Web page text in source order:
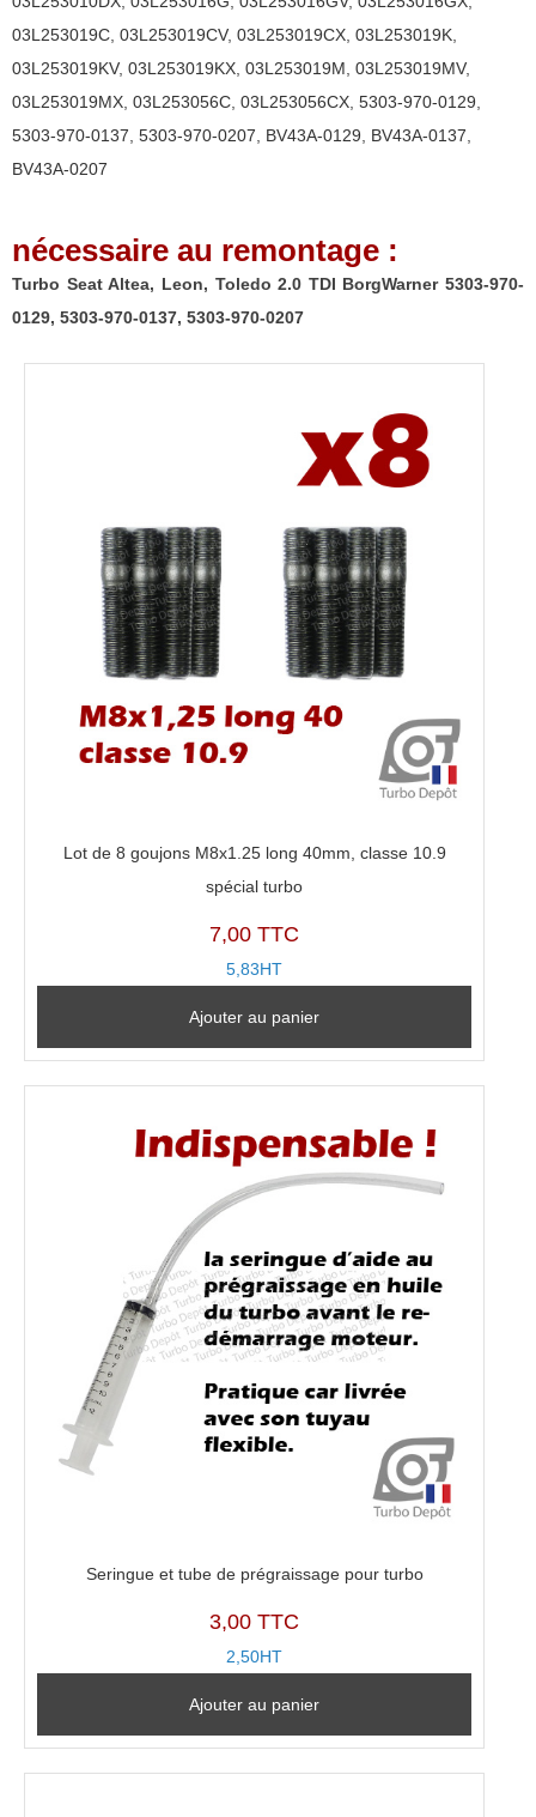
970-
0137,
5303-
03L253019C, 03L253019CV, 03L253019CX, 03L253019K,
03L253019KV, 03L253019KX, 03L253019M, 03L253019MV,
03L253019MX, 03L253056C, 03L253056CX, 5303-970-0129,
5303-970-0137, 5303-970-0207, BV43A-0129, BV43A-0137,
BV43A-0207
nécessaire au remontage :
Turbo Seat Altea, Leon, Toledo 2.0 TDI BorgWarner 5303-970-
0129, 5303-970-0137, 5303-970-0207
Lot de 8 goujons M8x1.25 long 40mm, classe 10.9
spécial turbo
7,00 TTC
5,83HT
Ajouter au panier
Seringue et tube de prégraissage pour turbo
3,00 TTC
2,50HT
Ajouter au panier